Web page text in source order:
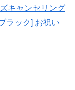
キャンセリング
ラック] お祝い